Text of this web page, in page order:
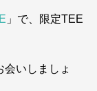
」で、限定TEE
いしましょ